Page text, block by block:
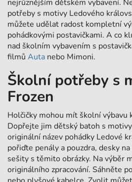
nejrůznějším dětském vybavení.
potřeby s motivy Ledového
můžete udělat radost kompletní
pohádkovými postavičkami. A co
nad školním vybavením s
filmů Auta nebo Mimoni.
Školní potřeby s
Frozen
Holčičky mohou mít školní výbavu
Dopřejte jim dětský batoh s
originální název pohádky Ledové
pořiďte penály a pouzdra, desky
sešity s těmito obrázky. Na výběr
originálního zpracování. Sáhněte